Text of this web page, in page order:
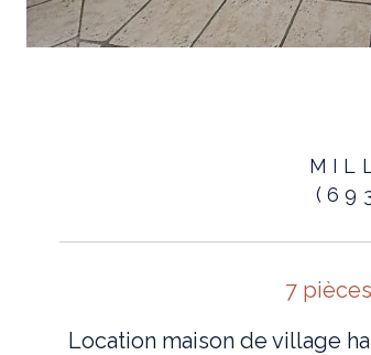
7
Location maison de village